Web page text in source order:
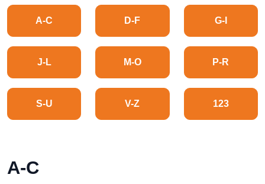
A-C D-F G-I
J-L M-O P-R
S-U V-Z 123
A-C